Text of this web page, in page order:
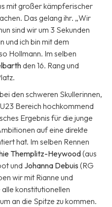
mit großer kämpferischer
Das gelang ihr. „Wir
sind wir um 3 Sekunden
und ich bin mit dem
Hollmann. Im selben
den 16. Rang und
den schweren Skullerinnen,
Bereich hochkommend
Ergebnis für die junge
auf eine direkte
hat. Im selben Rennen
Themplitz-Heywood(aus
und Johanna Debuis (RG
wir mit Rianne und
konstitutionellen
an die Spitze zu kommen.